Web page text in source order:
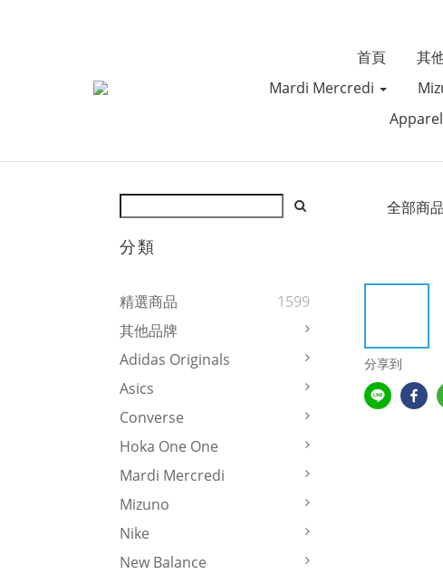
首頁 其
Mardi Mercredi
Apparel
分類
精選商品
1599
其他品牌
Adidas Originals
Asics
Converse
Hoka One One
Mardi Mercredi
Mizuno
Nike
New Balance
全部商品
分享到